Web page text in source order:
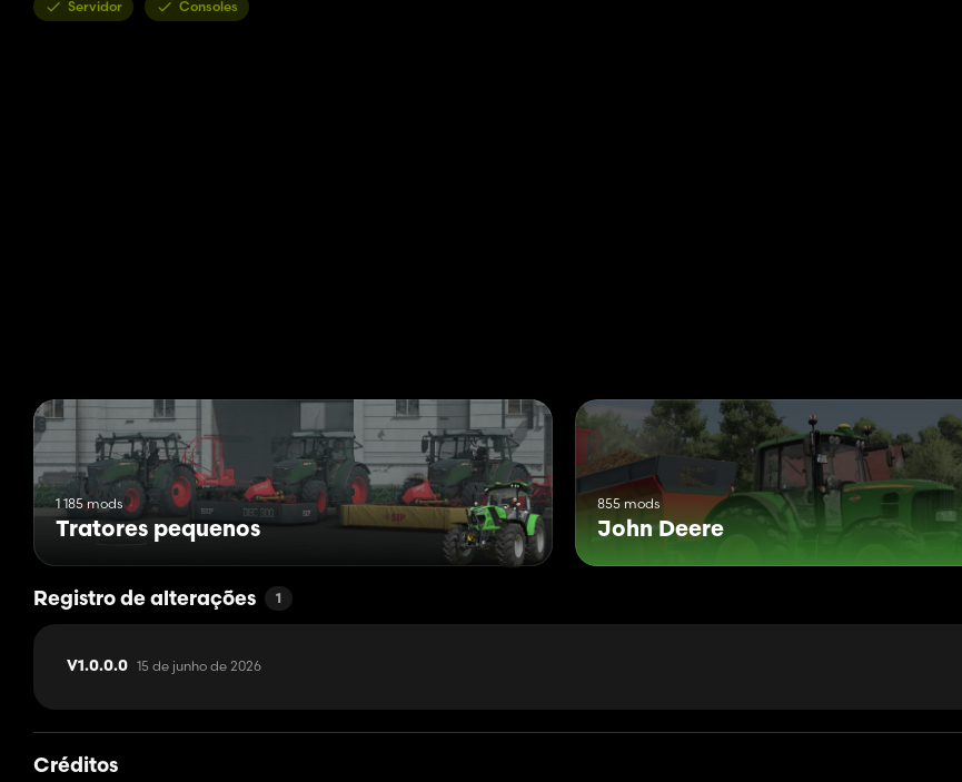
* Pára-choques
* Engate frontal
Servidor Consoles
1 185 mods
Tratores pequenos
855 mods
John Deere
Registro de alterações 1
V1.0.0.0 15 de junho de 2026
Créditos